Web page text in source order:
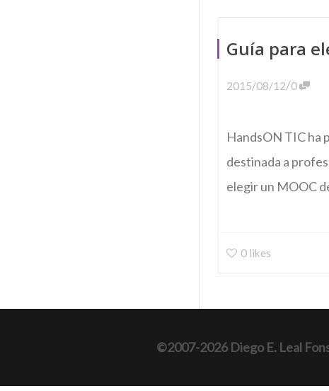
Guía para
2015/08/12/0
HandsON TIC ha
destinada a
elegir un MOOC
0 likes
©2007-2026 Diego E. Leal